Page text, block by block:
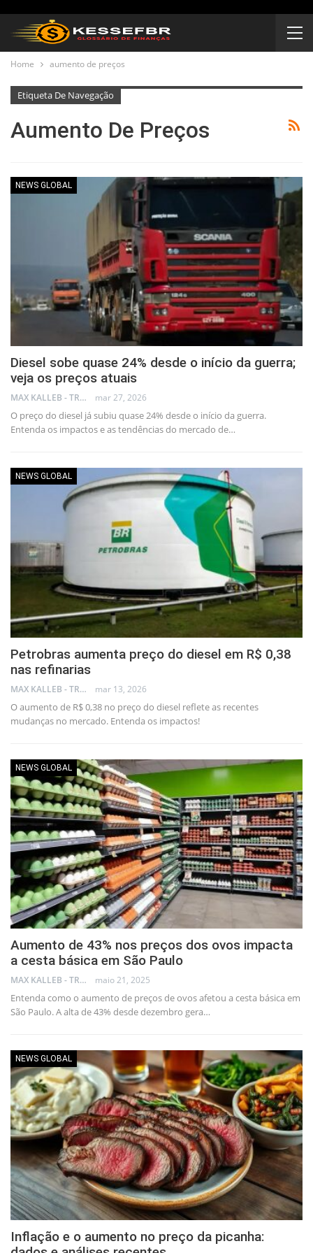
Home aumento de preços
Etiqueta De Navegação
Aumento De Preços
NEWS GLOBAL
Diesel sobe quase 24% desde o início da guerra;
veja os preços atuais
MAX KALLEB - TRADER mar 27, 2026
O preço do diesel já subiu quase 24% desde o início da guerra.
Entenda os impactos e as tendências do mercado de…
NEWS GLOBAL
Petrobras aumenta preço do diesel em R$ 0,38
nas refinarias
MAX KALLEB - TRADER mar 13, 2026
O aumento de R$ 0,38 no preço do diesel reflete as recentes
mudanças no mercado. Entenda os impactos!
NEWS GLOBAL
Aumento de 43% nos preços dos ovos impacta
a cesta básica em São Paulo
MAX KALLEB - TRADER maio 21, 2025
Entenda como o aumento de preços de ovos afetou a cesta básica em
São Paulo. A alta de 43% desde dezembro gera…
NEWS GLOBAL
Inflação e o aumento no preço da picanha: